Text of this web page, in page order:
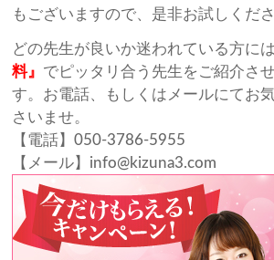
もございますので、是非お試しくださ
どの先生が良いか迷われている方に
料』 でピッタリ合う先生をご紹介さ
す。お電話、もしくはメールにてお
さいませ。
【電話】050-3786-5955
【メール】info@kizuna3.com